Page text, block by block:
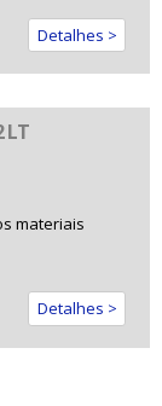
Detalhes >
LT
materiais
Detalhes >